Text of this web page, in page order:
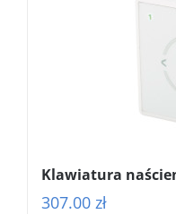
Klawiatura
307.00 zł